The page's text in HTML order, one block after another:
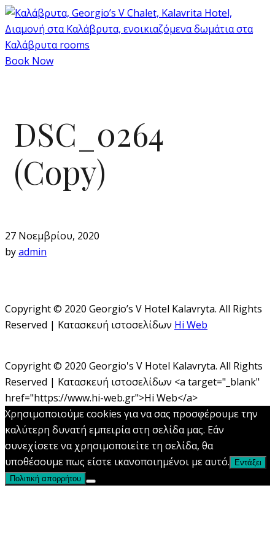
Book Now
DSC_0264
(Copy)
27 Νοεμβρίου, 2020
byadmin
Copyright © 2020 Georgio’s V Hotel Kalavryta. All Rights
Reserved | Κατασκευή ιστοσελίδων Hi Web
Copyright © 2020 Georgio's V Hotel Kalavryta. All Rights
Reserved | Κατασκευή ιστοσελίδων <a target="_blank"
href="https://www.hi-web.gr">Hi Web</a>
Χρησιμοποιούμε cookies για να σας προσφέρουμε την
καλύτερη δυνατή εμπειρία στη σελίδα μας. Εάν
συνεχίσετε να χρησιμοποιείτε τη σελίδα, θα
υποθέσουμε πως είστε ικανοποιημένοι με αυτό.
Εντάξει
Πολιτική απορρήτου